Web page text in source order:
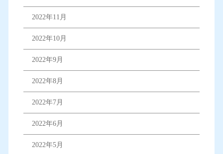
2022年11月
2022年10月
2022年9月
2022年8月
2022年7月
2022年6月
2022年5月